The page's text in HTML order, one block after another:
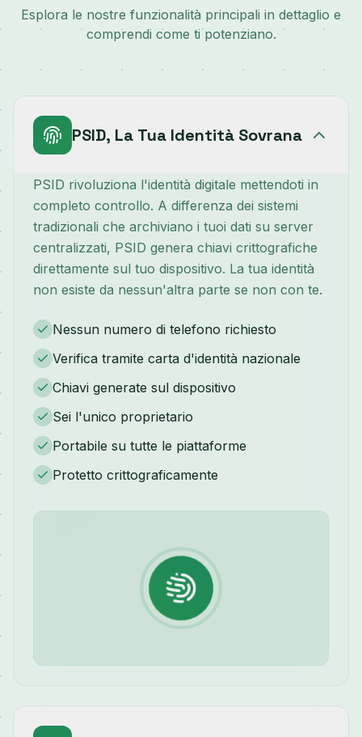
Esplora le nostre funzionalità principali in dettaglio e
comprendi come ti potenziano.
PSID, La Tua Identità Sovrana
PSID rivoluziona l'identità digitale mettendoti in
completo controllo. A differenza dei sistemi
tradizionali che archiviano i tuoi dati su server
centralizzati, PSID genera chiavi crittografiche
direttamente sul tuo dispositivo. La tua identità
non esiste da nessun'altra parte se non con te.
Nessun numero di telefono richiesto
Verifica tramite carta d'identità nazionale
Chiavi generate sul dispositivo
Sei l'unico proprietario
Portabile su tutte le piattaforme
Protetto crittograficamente